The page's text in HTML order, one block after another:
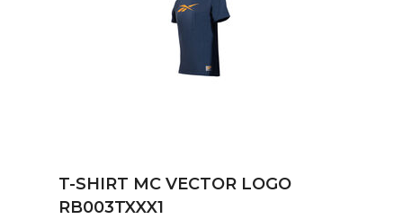
T-SHIRT MC VECTOR LOGO
RB003TXXX1